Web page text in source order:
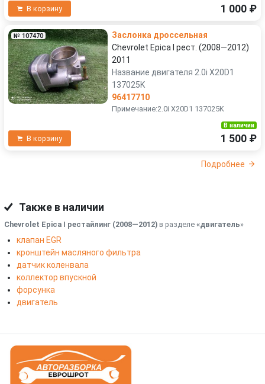
В корзину 1 000 ₽
№ 107470
Заслонка дроссельная
Chevrolet Epica I рест. (2008—2012)
2011
Название двигателя 2.0i X20D1
137025K
96417710
Примечание:2.0i X20D1 137025K
В корзину
В наличии
1 500 ₽
Подробнее
Также в наличии
Chevrolet Epica I рестайлинг (2008—2012) в разделе «двигатель»
клапан EGR
кронштейн масляного фильтра
датчик коленвала
коллектор впускной
форсунка
двигатель